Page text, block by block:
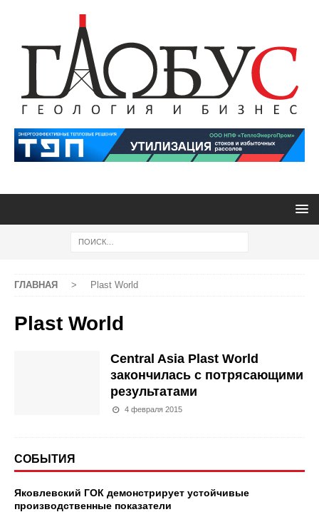
ГЛАВНАЯ > Plast World
Plast World
Central Asia Plast World
закончилась с потрясающими
результатами
4 февраля 2015
СОБЫТИЯ
Яковлевский ГОК демонстрирует устойчивые
производственные показатели